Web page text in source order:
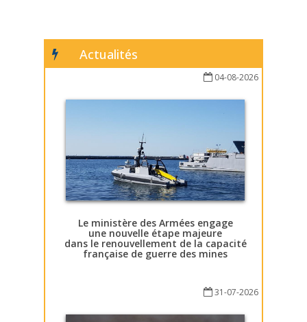
Actualités
04-08-2026
Le ministère des Armées engage
une nouvelle étape majeure
dans le renouvellement de la capacité
française de guerre des mines
31-07-2026